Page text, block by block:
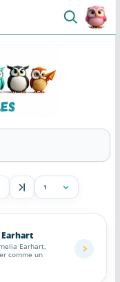
Aller
à
la
page
Earhart
Earhart,
comme un